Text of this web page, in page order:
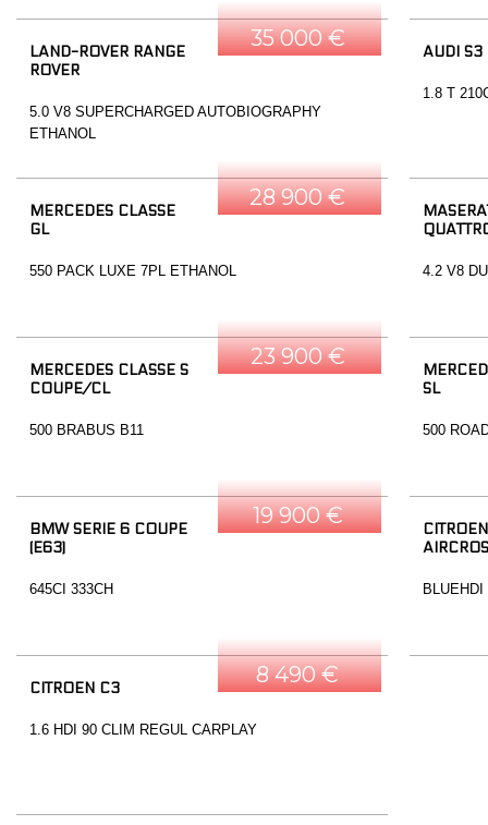
35 000 €
LAND-ROVER RANGE
ROVER
5.0 V8 SUPERCHARGED AUTOBIOGRAPHY
ETHANOL
AUDI S3
1.8 T
28 900 €
MERCEDES CLASSE
GL
550 PACK LUXE 7PL ETHANOL 4.2 V8
23 900 €
MERCEDES CLASSE S
COUPE/CL
500 BRABUS B11
SL
500
19 900 €
BMW SERIE 6 COUPE
(E63)
645CI 333CH
8 490 €
CITROEN C3
1.6 HDI 90 CLIM REGUL CARPLAY